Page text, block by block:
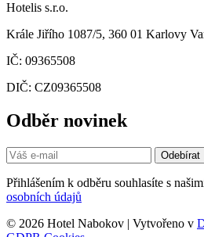
Hotelis s.r.o.
Krále Jiřího 1087/5, 360 01 Karlovy
IČ: 09365508
DIČ: CZ09365508
Odběr novinek
Odebírat
Přihlášením k odběru souhlasíte s
osobních údajů
© 2026 Hotel Nabokov | Vytvořeno v